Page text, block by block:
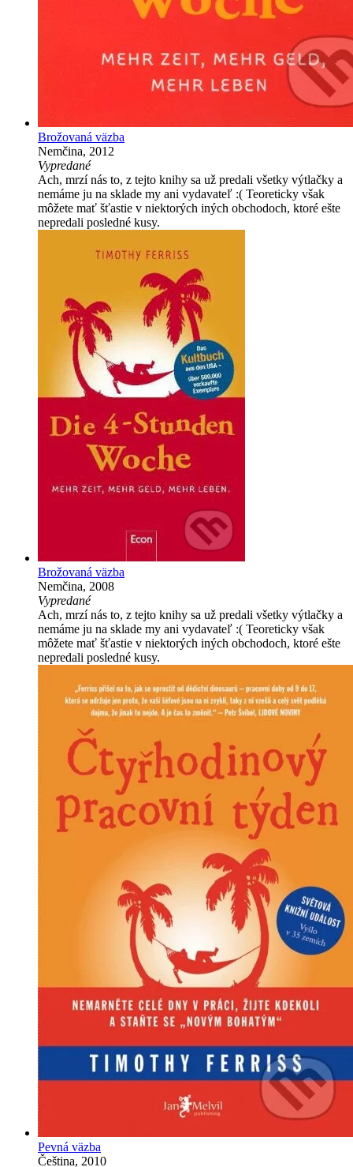
Brožovaná väzba
Nemčina, 2012
Vypredané
Ach, mrzí nás to, z tejto knihy sa už predali všetky výtlačky a
nemáme ju na sklade my ani vydavateľ :( Teoreticky však
môžete mať šťastie v niektorých iných obchodoch, ktoré ešte
nepredali posledné kusy.
Brožovaná väzba
Nemčina, 2008
Vypredané
Ach, mrzí nás to, z tejto knihy sa už predali všetky výtlačky a
nemáme ju na sklade my ani vydavateľ :( Teoreticky však
môžete mať šťastie v niektorých iných obchodoch, ktoré ešte
nepredali posledné kusy.
Pevná väzba
Čeština, 2010